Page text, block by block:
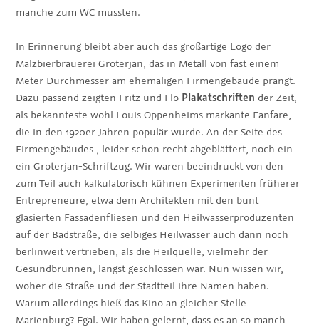
manche zum WC mussten.
In Erinnerung bleibt aber auch das großartige Logo der
Malzbierbrauerei Groterjan, das in Metall von fast einem
Meter Durchmesser am ehemaligen Firmengebäude prangt.
Dazu passend zeigten Fritz und Flo Plakatschriften der Zeit,
als bekannteste wohl Louis Oppenheims markante Fanfare,
die in den 1920er Jahren populär wurde. An der Seite des
Firmengebäudes , leider schon recht abgeblättert, noch ein
ein Groterjan-Schriftzug. Wir waren beeindruckt von den
zum Teil auch kalkulatorisch kühnen Experimenten früherer
Entrepreneure, etwa dem Architekten mit den bunt
glasierten Fassadenfliesen und den Heilwasserproduzenten
auf der Badstraße, die selbiges Heilwasser auch dann noch
berlinweit vertrieben, als die Heilquelle, vielmehr der
Gesundbrunnen, längst geschlossen war. Nun wissen wir,
woher die Straße und der Stadtteil ihre Namen haben.
Warum allerdings hieß das Kino an gleicher Stelle
Marienburg? Egal. Wir haben gelernt, dass es an so manch